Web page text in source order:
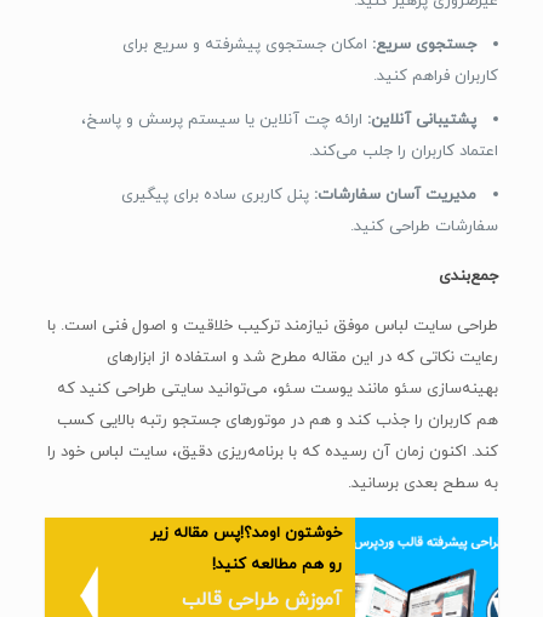
جستجوی سریع: امکان جستجوی پیشرفته و سریع برای
کاربران فراهم کنید.
پشتیبانی آنلاین: ارائه چت آنلاین یا سیستم پرسش و پاسخ،
اعتماد کاربران را جلب می‌کند.
مدیریت آسان سفارشات: پنل کاربری ساده برای پیگیری
سفارشات طراحی کنید.
جمع‌بندی
طراحی سایت لباس موفق نیازمند ترکیب خلاقیت و اصول فنی است. با
رعایت نکاتی که در این مقاله مطرح شد و استفاده از ابزارهای
بهینه‌سازی سئو مانند یوست سئو، می‌توانید سایتی طراحی کنید که
هم کاربران را جذب کند و هم در موتورهای جستجو رتبه بالایی کسب
کند. اکنون زمان آن رسیده که با برنامه‌ریزی دقیق، سایت لباس خود را
به سطح بعدی برسانید.
خوشتون اومد؟!پس مقاله زیر
رو هم مطالعه کنید!
آموزش طراحی قالب